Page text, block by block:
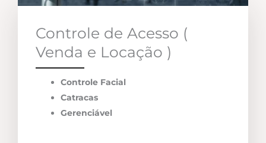
Controle de Acesso (
Venda e Locação )
Controle Facial
Catracas
Gerenciável